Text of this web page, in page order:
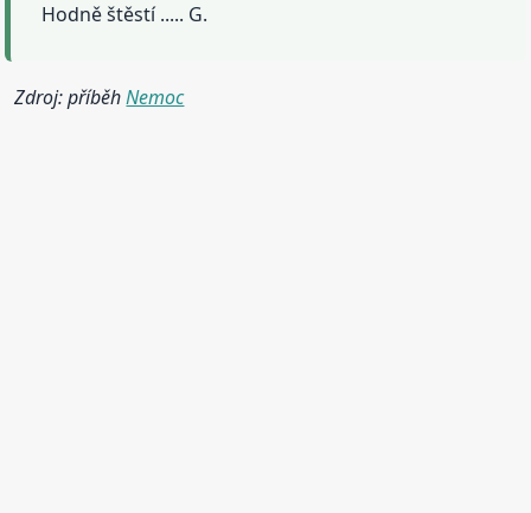
Hodně štěstí ..... G.
Zdroj: příběhNemoc